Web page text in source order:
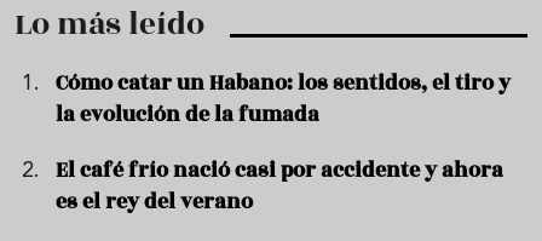
Lo más leído
Cómo catar un Habano: los sentidos, el tiro y
la evolución de la fumada
El café frío nació casi por accidente y ahora
es el rey del verano